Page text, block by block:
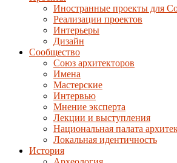
Иностранные проекты для
Реализации проектов
Интерьеры
Дизайн
Сообщество
Союз архитекторов
Имена
Мастерские
Интервью
Мнение эксперта
Лекции и выступления
Национальная палата
Локальная идентичность
История